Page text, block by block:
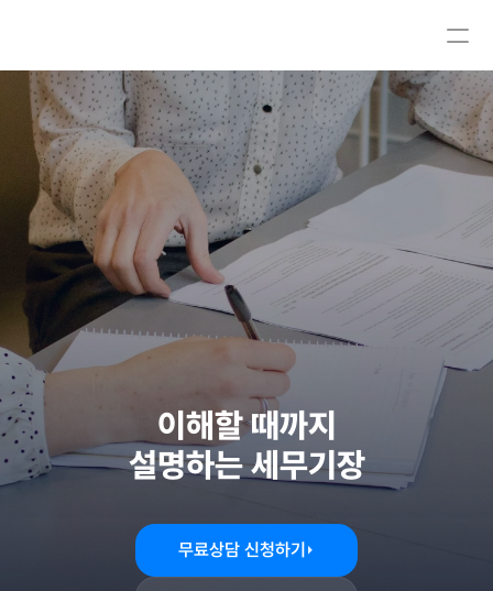
이해할 때까지
설명하는 세무기장
무료상담 신청하기